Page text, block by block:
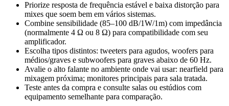
Priorize resposta de frequência estável e baixa distorção para
mixes que soem bem em vários sistemas.
Combine sensibilidade (85–100 dB/1W/1m) com impedância
(normalmente 4 Ω ou 8 Ω) para compatibilidade com seu
amplificador.
Escolha tipos distintos: tweeters para agudos, woofers para
médios/graves e subwoofers para graves abaixo de 60 Hz.
Avalie o alto falante no ambiente onde vai usar: nearfield para
mixagem próxima; monitores principais para sala tratada.
Teste antes da compra e consulte salas ou estúdios com
equipamento semelhante para comparação.